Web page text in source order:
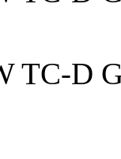
TC-D